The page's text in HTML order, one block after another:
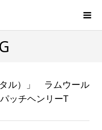
タル）」 ラムウール
ッチヘンリーT